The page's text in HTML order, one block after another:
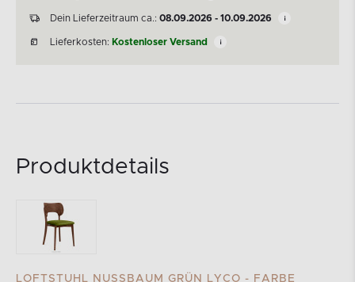
Dein Lieferzeitraum ca.: 08.09.2026 - 10.09.2026
Lieferkosten: Kostenloser Versand
Produktdetails
LOFTSTUHL NUSSBAUM GRÜN LYCO - FARBE